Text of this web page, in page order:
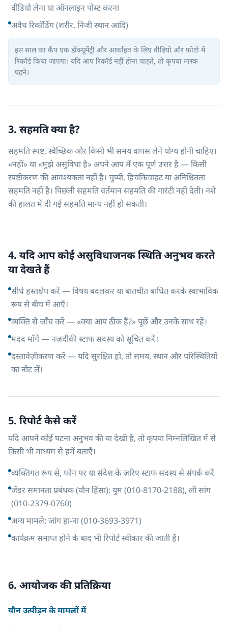
वीडियो लेना या ऑनलाइन पोस्ट करना
अवैध रिकॉर्डिंग (शरीर, निजी स्थान आदि)
इस साल का कैंप एक डॉक्यूमेंट्री और आर्काइव के लिए वीडियो और फ़ोटो में
रिकॉर्ड किया जाएगा। यदि आप रिकॉर्ड नहीं होना चाहते, तो कृपया मास्क
पहनें।
3. सहमति क्या है?
सहमति स्पष्ट, स्वैच्छिक और किसी भी समय वापस लेने योग्य होनी चाहिए।
«नहीं» या «मुझे असुविधा है» अपने आप में एक पूर्ण उत्तर है — किसी
स्पष्टीकरण की आवश्यकता नहीं है। चुप्पी, हिचकिचाहट या अनिश्चितता
सहमति नहीं है। पिछली सहमति वर्तमान सहमति की गारंटी नहीं देती। नशे
की हालत में दी गई सहमति मान्य नहीं हो सकती।
4. यदि आप कोई असुविधाजनक स्थिति अनुभव करते
या देखते हैं
सीधे हस्तक्षेप करें — विषय बदलकर या बातचीत बाधित करके स्वाभाविक
रूप से बीच में आएँ।
व्यक्ति से जाँच करें — «क्या आप ठीक हैं?» पूछें और उनके साथ रहें।
मदद माँगें — नज़दीकी स्टाफ सदस्य को सूचित करें।
दस्तावेज़ीकरण करें — यदि सुरक्षित हो, तो समय, स्थान और परिस्थितियों
का नोट लें।
5. रिपोर्ट कैसे करें
यदि आपने कोई घटना अनुभव की या देखी है, तो कृपया निम्नलिखित में से
किसी भी माध्यम से हमें बताएँ।
व्यक्तिगत रूप से, फोन पर या संदेश के ज़रिए स्टाफ सदस्य से संपर्क करें
जेंडर समानता प्रबंधक (यौन हिंसा): युम (010-8170-2188), ली सांग
(010-2379-0760)
अन्य मामले: जांग हा-ना (010-3693-3971)
कार्यक्रम समाप्त होने के बाद भी रिपोर्ट स्वीकार की जाती हैं।
6. आयोजक की प्रतिक्रिया
यौन उत्पीड़न के मामलों में